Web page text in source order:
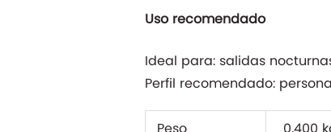
Uso recomendado
Ideal para: salidas
Perfil recomendado: